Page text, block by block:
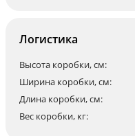
Логистика
Высота коробки, см:
Ширина коробки, см:
Длина коробки, см:
Вес коробки, кг: